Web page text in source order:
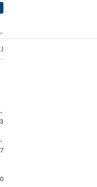
になるとの指摘に関する質問」
しょうか？
えたい
7